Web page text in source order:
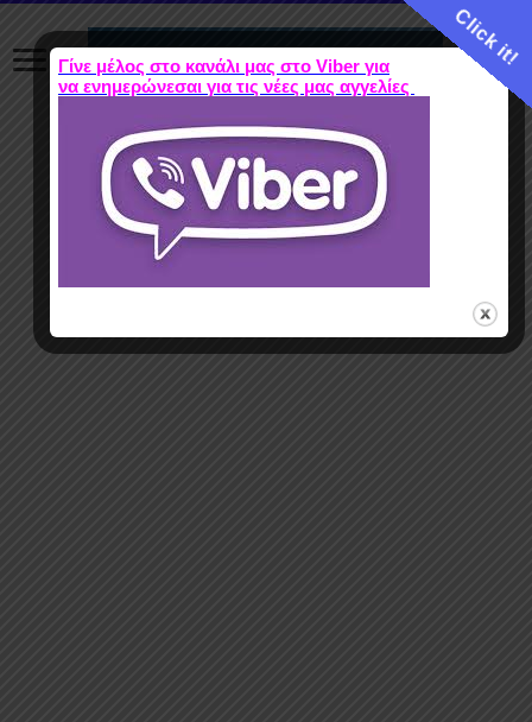
Click it!
Γίνε μέλος στο κανάλι μας στο Viber για
να ενημερώνεσαι για τις νέες μας αγγελίες